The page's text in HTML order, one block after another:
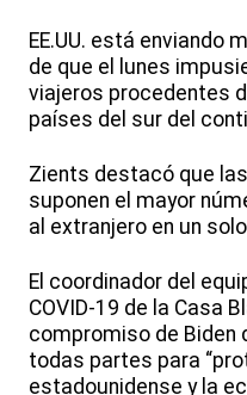
EE.UU. está enviando
de que el lunes
viajeros procedentes
países del sur del
Zients destacó que
suponen el mayor
al extranjero en un
El coordinador del
COVID-19 de la Casa
compromiso de Biden
todas partes para
estadounidense y la